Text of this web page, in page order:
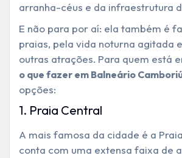
arranha-céus e da infraestrutura
E não para por aí: ela também é
praias, pela vida noturna agitada
outras atrações. Para quem está
o que fazer em Balneário
opções:
1. Praia Central
A mais famosa da cidade é a
conta com uma extensa faixa de